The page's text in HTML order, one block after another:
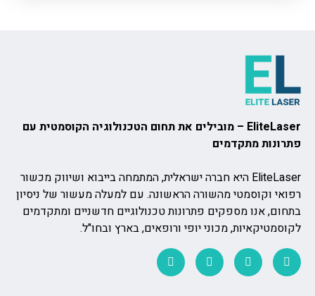
EliteLaser – מובילים את תחום הטכנולוגיה הקוסמטית עם
פתרונות מתקדמים
EliteLaser היא חברה ישראלית, המתמחה בייבוא ושיווק מכשור
רפואי וקוסמטי מהשורה הראשונה. עם למעלה מעשור של ניסיון
בתחום, אנו מספקים פתרונות טכנולוגיים חדשניים ומתקדמים
לקוסמטיקאיות, מכוני יופי ורופאים, בארץ ובחו"ל.